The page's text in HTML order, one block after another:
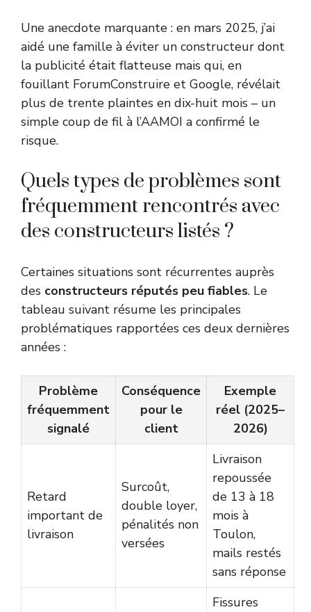
Une anecdote marquante : en mars 2025, j’ai
aidé une famille à éviter un constructeur dont
la publicité était flatteuse mais qui, en
fouillant ForumConstruire et Google, révélait
plus de trente plaintes en dix-huit mois – un
simple coup de fil à l’AAMOI a confirmé le
risque.
Quels types de problèmes sont
fréquemment rencontrés avec
des constructeurs listés ?
Certaines situations sont récurrentes auprès
des constructeurs réputés peu fiables. Le
tableau suivant résume les principales
problématiques rapportées ces deux dernières
années :
Problème
fréquemment
signalé
Conséquence
pour le
client
Exemple
réel (2025–
2026)
Retard
important de
livraison
Surcoût,
double loyer,
pénalités non
versées
Livraison
repoussée
de 13 à 18
mois à
Toulon,
mails restés
sans réponse
Fissures